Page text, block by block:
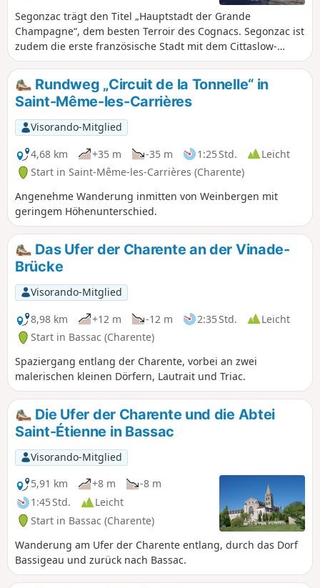
Segonzac trägt den Titel „Hauptstadt der Grande
Champagne“, dem besten Terroir des Cognacs. Segonzac ist
zudem die erste französische Stadt mit dem Cittaslow-
Label: eine Gemeinde, in der es sich gut leben lässt, die
Städte auszeichnet, denen Umwelt und Lebensqualität am
Herzen liegen.
Rundweg „Circuit de la Tonnelle“ in
Saint-Même-les-Carrières
Visorando-Mitglied
4,68 km
+35 m -35 m 1:25 Std.
Leicht
Start in Saint-Même-les-Carrières (Charente)
Angenehme Wanderung inmitten von Weinbergen mit
geringem Höhenunterschied.
Das Ufer der Charente an der Vinade-
Brücke
Visorando-Mitglied
8,98 km
+12 m -12 m 2:35 Std.
Leicht
Start in Bassac (Charente)
Spaziergang entlang der Charente, vorbei an zwei
malerischen kleinen Dörfern, Lautrait und Triac.
Die Ufer der Charente und die Abtei
Saint-Étienne in Bassac
Visorando-Mitglied
5,91 km
+8 m
-8 m
1:45 Std.
Leicht
Start in Bassac (Charente)
Wanderung am Ufer der Charente entlang, durch das Dorf
Bassigeau und zurück nach Bassac.